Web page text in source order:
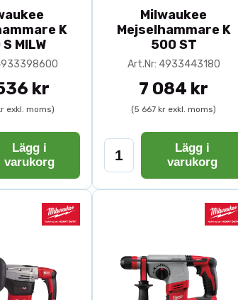
K
MILW
kr
exkl. moms)
Lägg i
varukorg
Milwaukee
Mejselhammare K
500 ST
Art.Nr: 4933443180
7 084 kr
(5 667 kr exkl. moms)
Lägg i
varukorg